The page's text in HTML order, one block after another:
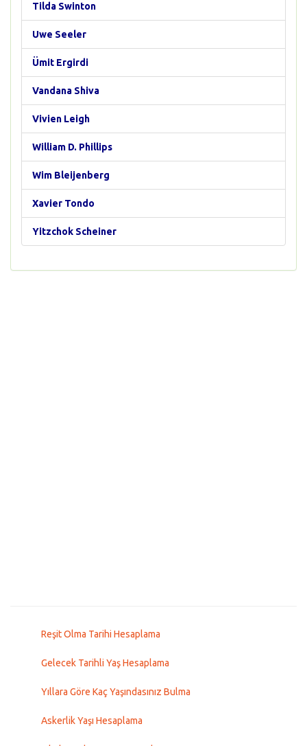
Tilda Swinton
Uwe Seeler
Ümit Ergirdi
Vandana Shiva
Vivien Leigh
William D. Phillips
Wim Bleijenberg
Xavier Tondo
Yitzchok Scheiner
Reşit Olma Tarihi Hesaplama
Gelecek Tarihli Yaş Hesaplama
Yıllara Göre Kaç Yaşındasınız Bulma
Askerlik Yaşı Hesaplama